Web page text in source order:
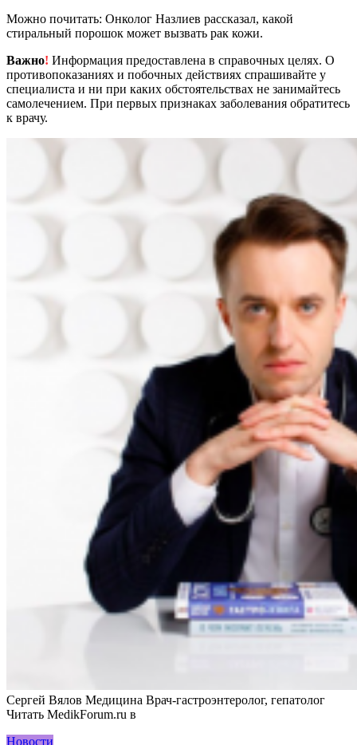
Можно почитать: Онколог Назлиев рассказал, какой
стиральный порошок может вызвать рак кожи.
Важно! Информация предоставлена в справочных целях. О
противопоказаниях и побочных действиях спрашивайте у
специалиста и ни при каких обстоятельствах не занимайтесь
самолечением. При первых признаках заболевания обратитесь
к врачу.
Сергей Вялов Медицина Врач-гастроэнтеролог, гепатолог
Читать MedikForum.ru в
Новости